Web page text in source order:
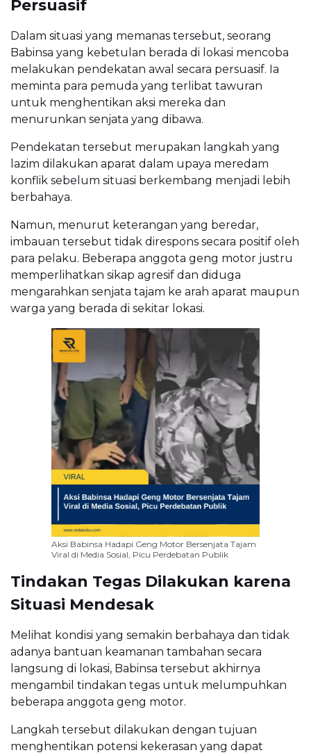
Persuasif
Dalam situasi yang memanas tersebut, seorang
Babinsa yang kebetulan berada di lokasi mencoba
melakukan pendekatan awal secara persuasif. Ia
meminta para pemuda yang terlibat tawuran
untuk menghentikan aksi mereka dan
menurunkan senjata yang dibawa.
Pendekatan tersebut merupakan langkah yang
lazim dilakukan aparat dalam upaya meredam
konflik sebelum situasi berkembang menjadi lebih
berbahaya.
Namun, menurut keterangan yang beredar,
imbauan tersebut tidak direspons secara positif oleh
para pelaku. Beberapa anggota geng motor justru
memperlihatkan sikap agresif dan diduga
mengarahkan senjata tajam ke arah aparat maupun
warga yang berada di sekitar lokasi.
Aksi Babinsa Hadapi Geng Motor Bersenjata Tajam
Viral di Media Sosial, Picu Perdebatan Publik
Tindakan Tegas Dilakukan karena
Situasi Mendesak
Melihat kondisi yang semakin berbahaya dan tidak
adanya bantuan keamanan tambahan secara
langsung di lokasi, Babinsa tersebut akhirnya
mengambil tindakan tegas untuk melumpuhkan
beberapa anggota geng motor.
Langkah tersebut dilakukan dengan tujuan
menghentikan potensi kekerasan yang dapat